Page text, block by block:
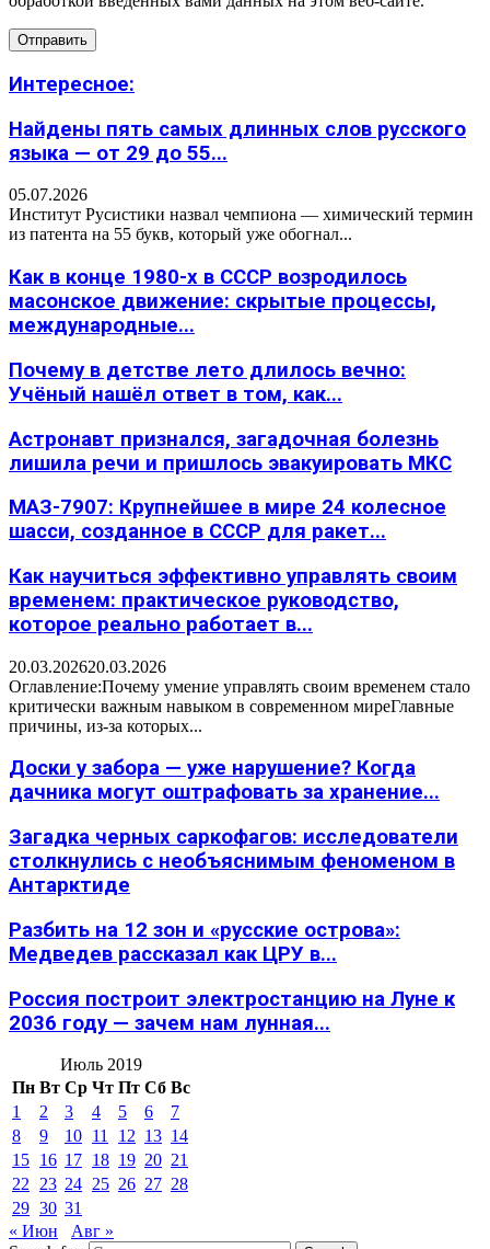
Интересное:
Найдены пять самых длинных слов русского
языка — от 29 до 55...
05.07.2026
Институт Русистики назвал чемпиона — химический термин
из патента на 55 букв, который уже обогнал...
Как в конце 1980-х в СССР возродилось
масонское движение: скрытые процессы,
международные...
Почему в детстве лето длилось вечно:
Учёный нашёл ответ в том, как...
Астронавт признался, загадочная болезнь
лишила речи и пришлось эвакуировать МКС
МАЗ-7907: Крупнейшее в мире 24 колесное
шасси, созданное в СССР для ракет...
Как научиться эффективно управлять своим
временем: практическое руководство,
которое реально работает в...
20.03.202620.03.2026
Оглавление:Почему умение управлять своим временем стало
критически важным навыком в современном миреГлавные
причины, из-за которых...
Доски у забора — уже нарушение? Когда
дачника могут оштрафовать за хранение...
Загадка черных саркофагов: исследователи
столкнулись с необъяснимым феноменом в
Антарктиде
Разбить на 12 зон и «русские острова»:
Медведев рассказал как ЦРУ в...
Россия построит электростанцию на Луне к
2036 году — зачем нам лунная...
Июль 2019
Пн Вт Ср Чт Пт Сб Вс
1
2 3 4 5 6
7
8
9 10 11 12 13 14
15 16 17 18 19 20 21
22
23 24 25 26 27 28
29 30 31
« Июн
Авг »